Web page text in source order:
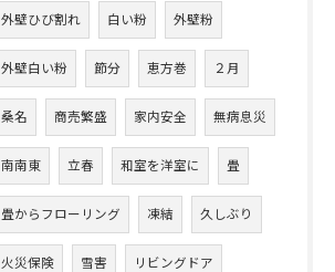
外壁ひび割れ 白い粉 外壁粉
外壁白い粉 節分 恵方巻 ２月
桑名 商売繁盛 家内安全 無病息災
南南東 立春 和室を洋室に 畳
畳からフローリング 凍結 久しぶり
火災保険 雪害 リビングドア